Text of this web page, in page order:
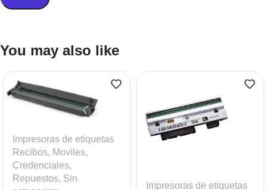
You may also like
Impresoras de etiquetas
Recibos, Moviles,
Credenciales,
Repuestos, Sin
Impresoras de etiquetas